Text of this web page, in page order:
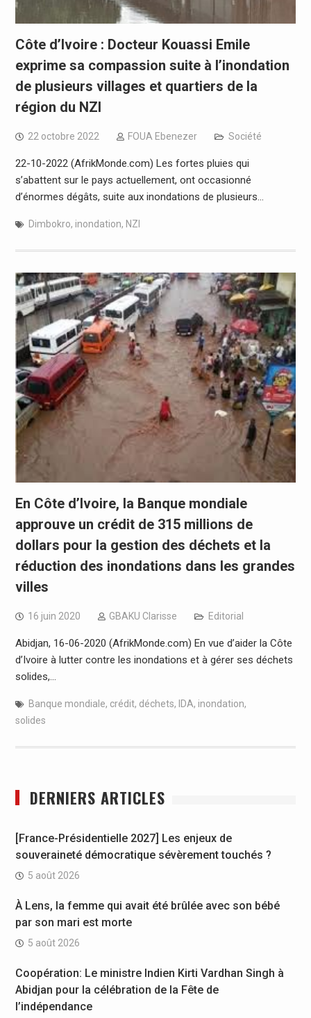
Côte d’Ivoire : Docteur Kouassi Emile
exprime sa compassion suite à l’inondation
de plusieurs villages et quartiers de la
région du NZI
22 octobre 2022 FOUA Ebenezer Société
22-10-2022 (AfrikMonde.com) Les fortes pluies qui
s’abattent sur le pays actuellement, ont occasionné
d’énormes dégâts, suite aux inondations de plusieurs…
Dimbokro, inondation, NZI
En Côte d’Ivoire, la Banque mondiale
approuve un crédit de 315 millions de
dollars pour la gestion des déchets et la
réduction des inondations dans les grandes
villes
16 juin 2020 GBAKU Clarisse Editorial
Abidjan, 16-06-2020 (AfrikMonde.com) En vue d’aider la Côte
d’Ivoire à lutter contre les inondations et à gérer ses déchets
solides,…
Banque mondiale, crédit, déchets, IDA, inondation,
solides
DERNIERS ARTICLES
[France-Présidentielle 2027] Les enjeux de
souveraineté démocratique sévèrement touchés ?
5 août 2026
À Lens, la femme qui avait été brûlée avec son bébé
par son mari est morte
5 août 2026
Coopération: Le ministre Indien Kirti Vardhan Singh à
Abidjan pour la célébration de la Fête de
l’indépendance